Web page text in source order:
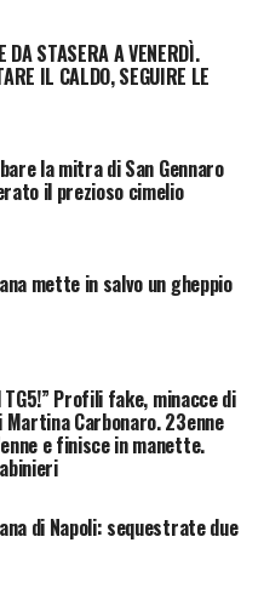
DA STASERA A VENERDÌ.
IL CALDO, SEGUIRE LE
la mitra di San Gennaro
il prezioso cimelio
mette in salvo un gheppio
Profili fake, minacce di
Martina Carbonaro. 23enne
e finisce in manette.
di Napoli: sequestrate due